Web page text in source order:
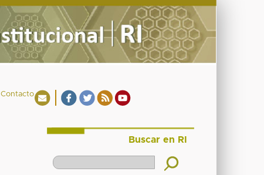
Contacto
Buscar en RI